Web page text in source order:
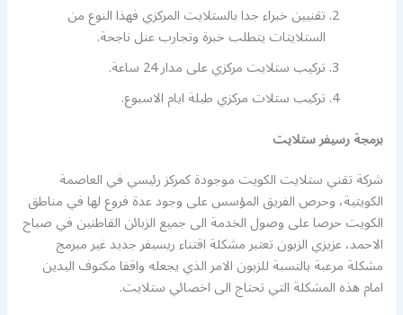
تقنيين خبراء جدا بالستلايت المركزي فهذا النوع من
الستلايتات يتطلب خبرة وتجارب عنل ناجحة.
تركيب ستلايت مركزي على مدار 24 ساعة.
تركيب ستلات مركزي طيلة ايام الاسبوع.
برمجة رسيفر ستلايت
شركة تقني ستلايت الكويت موجودة كمركز رئيسي في العاصمة
الكويتية، وحرص الفريق المؤسس على وجود عدة فروع لها في مناطق
الكويت حرصا على وصول الخدمة الى جميع الزبائن القاطنين في صباح
الاحمد، عزيزي الزبون تعتبر مشكلة اقتناء ريسيفر جديد غير مبرمج
مشكلة مرعبة بالتسبة للزبون الامر الذي يجعله واقفا مكتوف اليدين
امام هذه المشكلة التي تحتاج الى اخصائي ستلايت.